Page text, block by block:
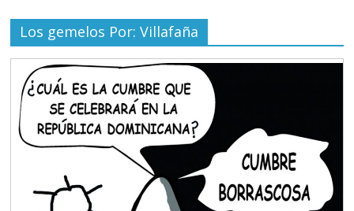
Los gemelos Por: Villafaña